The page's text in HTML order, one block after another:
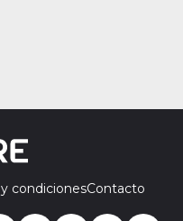
condicionesContacto